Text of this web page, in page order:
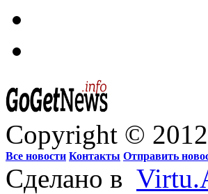
Copyright ©
Все новости Контакты Отправить
Сделано в